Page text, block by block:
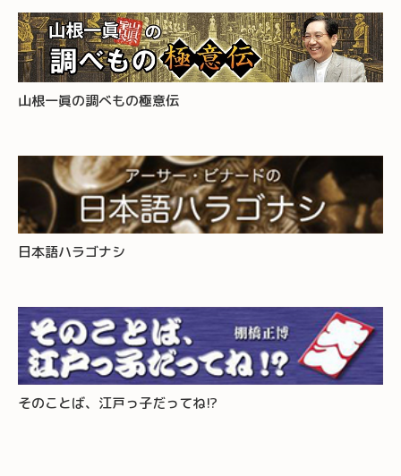
山根一眞の調べもの極意伝
日本語ハラゴナシ
そのことば、江戸っ子だってね!?